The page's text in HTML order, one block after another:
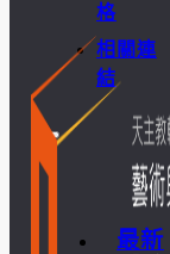
格
相關連
結
最新